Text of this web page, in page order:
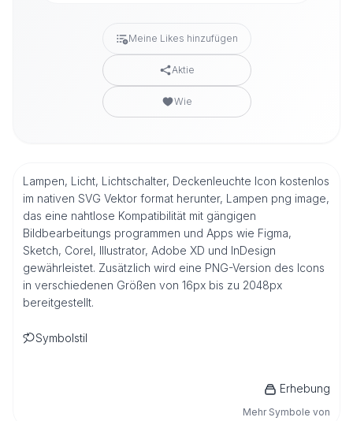
Meine Likes hinzufügen
Aktie
Wie
Lampen, Licht, Lichtschalter, Deckenleuchte Icon kostenlos
im nativen SVG Vektor format herunter, Lampen png image,
das eine nahtlose Kompatibilität mit gängigen
Bildbearbeitungs programmen und Apps wie Figma,
Sketch, Corel, Illustrator, Adobe XD und InDesign
gewährleistet. Zusätzlich wird eine PNG-Version des Icons
in verschiedenen Größen von 16px bis zu 2048px
bereitgestellt.
Symbolstil
Erhebung
Mehr Symbole von